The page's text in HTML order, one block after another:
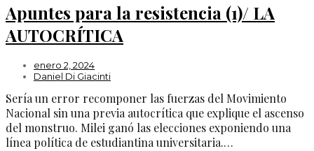
Apuntes para la resistencia (1)/ LA
AUTOCRÍTICA
enero 2, 2024
Daniel Di Giacinti
Sería un error recomponer las fuerzas del Movimiento
Nacional sin una previa autocrítica que explique el ascenso
del monstruo. Milei ganó las elecciones exponiendo una
línea política de estudiantina universitaria.…